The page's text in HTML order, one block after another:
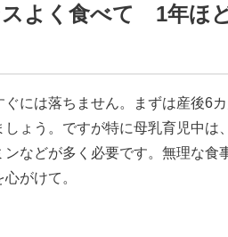
よく食べて 1年ほ
には落ちません。まずは産後6
しょう。ですが特に母乳育児中は
などが多く必要です。無理な食
がけて。